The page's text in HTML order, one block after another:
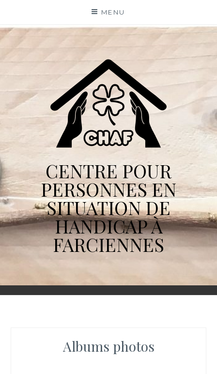
content
MENU
CENTRE POUR
PERSONNES EN
SITUATION DE
HANDICAP À
FARCIENNES
Albums photos